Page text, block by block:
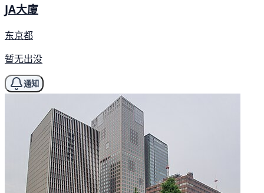
JA大廈
东京都
暂无出没
通知